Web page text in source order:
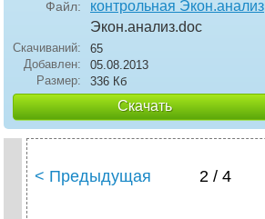
Файл: контрольная Экон.анализ
Экон.анализ.doc
Скачиваний:
65
Добавлен:
05.08.2013
Размер:
336 Кб
Скачать
< Предыдущая 2 / 4